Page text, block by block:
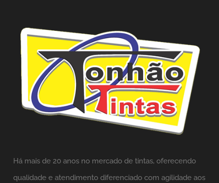
Há mais de 20 anos no mercado de tintas, oferecendo
qualidade e atendimento diferenciado com agilidade aos